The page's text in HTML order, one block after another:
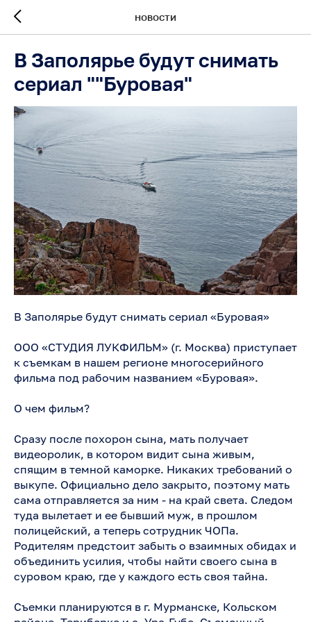
НОВОСТИ
В Заполярье будут снимать
сериал ""Буровая"
В Заполярье будут снимать сериал «Буровая»
ООО «СТУДИЯ ЛУКФИЛЬМ» (г. Москва) приступает
к съемкам в нашем регионе многосерийного
фильма под рабочим названием «Буровая».
О чем фильм?
Сразу после похорон сына, мать получает
видеоролик, в котором видит сына живым,
спящим в темной каморке. Никаких требований о
выкупе. Официально дело закрыто, поэтому мать
сама отправляется за ним - на край света. Следом
туда вылетает и ее бывший муж, в прошлом
полицейский, а теперь сотрудник ЧОПа.
Родителям предстоит забыть о взаимных обидах и
объединить усилия, чтобы найти своего сына в
суровом краю, где у каждого есть своя тайна.
Съемки планируются в г. Мурманске, Кольском